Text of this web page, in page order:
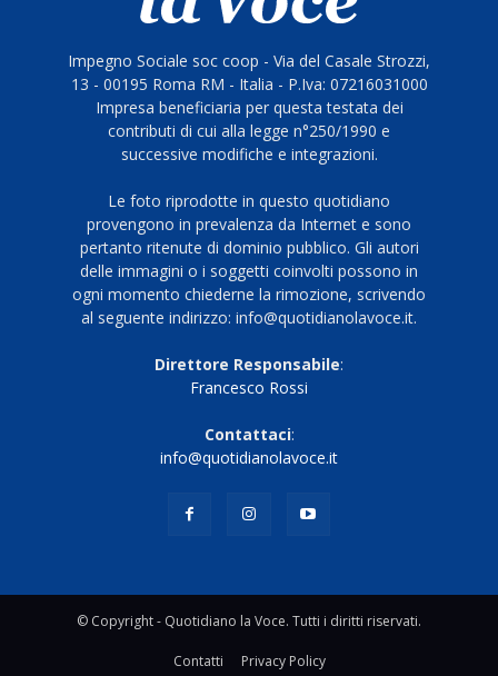
Impegno Sociale soc coop - Via del Casale Strozzi,
13 - 00195 Roma RM - Italia - P.Iva: 07216031000
Impresa beneficiaria per questa testata dei
contributi di cui alla legge n°250/1990 e
successive modifiche e integrazioni.
Le foto riprodotte in questo quotidiano
provengono in prevalenza da Internet e sono
pertanto ritenute di dominio pubblico. Gli autori
delle immagini o i soggetti coinvolti possono in
ogni momento chiederne la rimozione, scrivendo
al seguente indirizzo: info@quotidianolavoce.it.
Direttore Responsabile:
Francesco Rossi
Contattaci:
info@quotidianolavoce.it
© Copyright - Quotidiano la Voce. Tutti i diritti riservati.
Contatti Privacy Policy